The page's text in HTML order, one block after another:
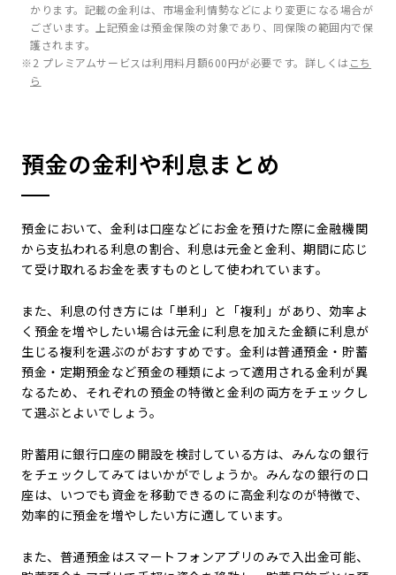
かります。記載の金利は、市場金利情勢などにより変更になる場合が
ございます。上記預金は預金保険の対象であり、同保険の範囲内で保
護されます。
※2 プレミアムサービスは利用料月額600円が必要です。詳しくは こち
ら
預金の金利や利息まとめ
預金において、金利は口座などにお金を預けた際に金融機関
から支払われる利息の割合、利息は元金と金利、期間に応じ
て受け取れるお金を表すものとして使われています。
また、利息の付き方には「単利」と「複利」があり、効率よ
く預金を増やしたい場合は元金に利息を加えた金額に利息が
生じる複利を選ぶのがおすすめです。金利は普通預金・貯蓄
預金・定期預金など預金の種類によって適用される金利が異
なるため、それぞれの預金の特徴と金利の両方をチェックし
て選ぶとよいでしょう。
貯蓄用に銀行口座の開設を検討している方は、みんなの銀行
をチェックしてみてはいかがでしょうか。みんなの銀行の口
座は、いつでも資金を移動できるのに高金利なのが特徴で、
効率的に預金を増やしたい方に適しています。
また、普通預金はスマートフォンアプリのみで入出金可能、